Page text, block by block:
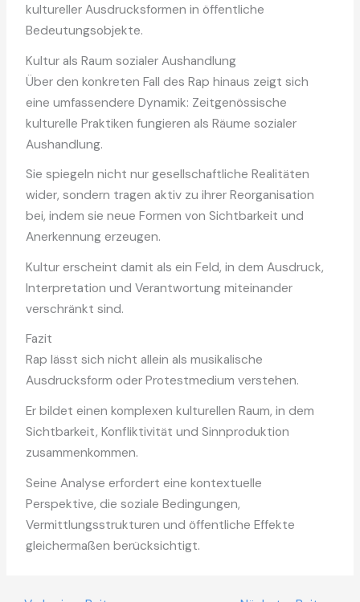
kultureller Ausdrucksformen in öffentliche
Bedeutungsobjekte.
Kultur als Raum sozialer Aushandlung
Über den konkreten Fall des Rap hinaus zeigt sich
eine umfassendere Dynamik: Zeitgenössische
kulturelle Praktiken fungieren als Räume sozialer
Aushandlung.
Sie spiegeln nicht nur gesellschaftliche Realitäten
wider, sondern tragen aktiv zu ihrer Reorganisation
bei, indem sie neue Formen von Sichtbarkeit und
Anerkennung erzeugen.
Kultur erscheint damit als ein Feld, in dem Ausdruck,
Interpretation und Verantwortung miteinander
verschränkt sind.
Fazit
Rap lässt sich nicht allein als musikalische
Ausdrucksform oder Protestmedium verstehen.
Er bildet einen komplexen kulturellen Raum, in dem
Sichtbarkeit, Konfliktivität und Sinnproduktion
zusammenkommen.
Seine Analyse erfordert eine kontextuelle
Perspektive, die soziale Bedingungen,
Vermittlungsstrukturen und öffentliche Effekte
gleichermaßen berücksichtigt.